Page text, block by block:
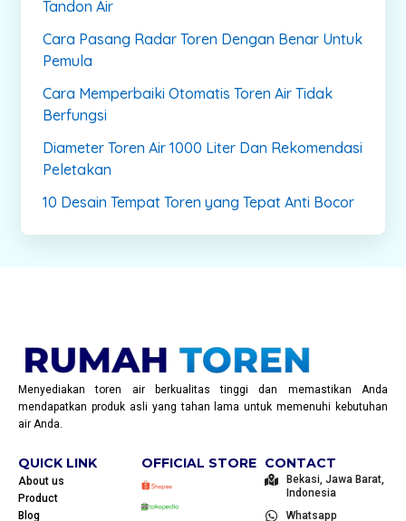
Tandon Air
Cara Pasang Radar Toren Dengan Benar Untuk
Pemula
Cara Memperbaiki Otomatis Toren Air Tidak
Berfungsi
Diameter Toren Air 1000 Liter Dan Rekomendasi
Peletakan
10 Desain Tempat Toren yang Tepat Anti Bocor
Menyediakan toren air berkualitas tinggi dan memastikan Anda
mendapatkan produk asli yang tahan lama untuk memenuhi kebutuhan
air Anda.
QUICK LINK
About us
Product
Blog
OFFICIAL STORE CONTACT
Bekasi, Jawa Barat,
Indonesia
Whatsapp